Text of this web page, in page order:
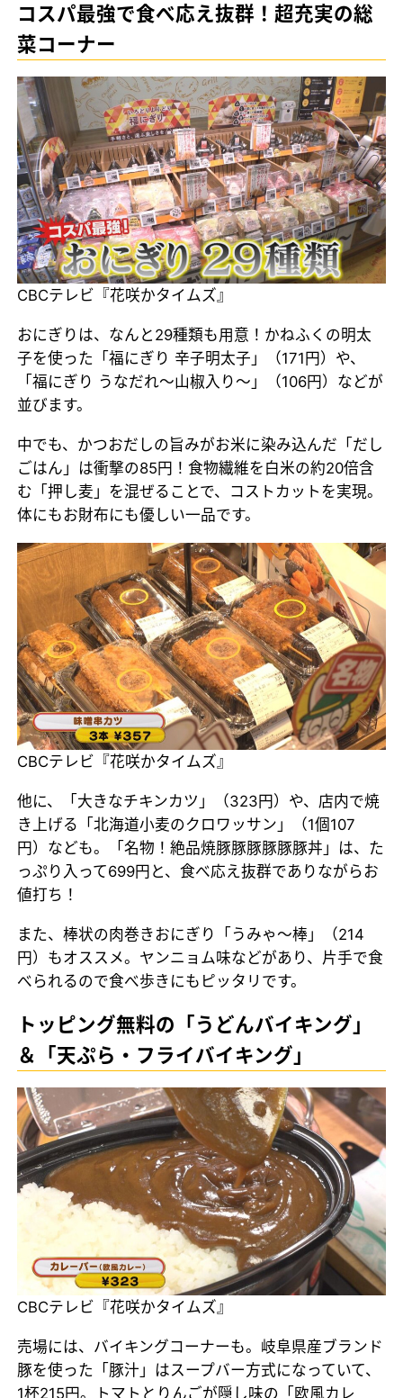
コスパ最強で食べ応え抜群！超充実の総
菜コーナー
CBCテレビ『花咲かタイムズ』
おにぎりは、なんと29種類も用意！かねふくの明太
子を使った「福にぎり 辛子明太子」（171円）や、
「福にぎり うなだれ～山椒入り～」（106円）などが
並びます。
中でも、かつおだしの旨みがお米に染み込んだ「だし
ごはん」は衝撃の85円！食物繊維を白米の約20倍含
む「押し麦」を混ぜることで、コストカットを実現。
体にもお財布にも優しい一品です。
CBCテレビ『花咲かタイムズ』
他に、「大きなチキンカツ」（323円）や、店内で焼
き上げる「北海道小麦のクロワッサン」（1個107
円）なども。「名物！絶品焼豚豚豚豚豚豚丼」は、た
っぷり入って699円と、食べ応え抜群でありながらお
値打ち！
また、棒状の肉巻きおにぎり「うみゃ～棒」（214
円）もオススメ。ヤンニョム味などがあり、片手で食
べられるので食べ歩きにもピッタリです。
トッピング無料の「うどんバイキング」
＆「天ぷら・フライバイキング」
CBCテレビ『花咲かタイムズ』
売場には、バイキングコーナーも。岐阜県産ブランド
豚を使った「豚汁」はスープバー方式になっていて、
1杯215円。トマトとりんごが隠し味の「欧風カレ